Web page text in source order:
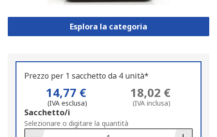
Esplora la categoria
Prezzo per 1 sacchetto da 4 unità*
14,77 €
(IVA esclusa)
18,02 €
(IVA inclusa)
Add
to
Sacchetto/i
Selezionare o digitare la quantità